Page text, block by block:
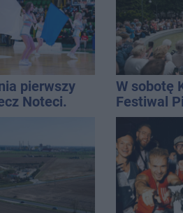
pierwszy
Noteci.
W sobotę
Festiwal